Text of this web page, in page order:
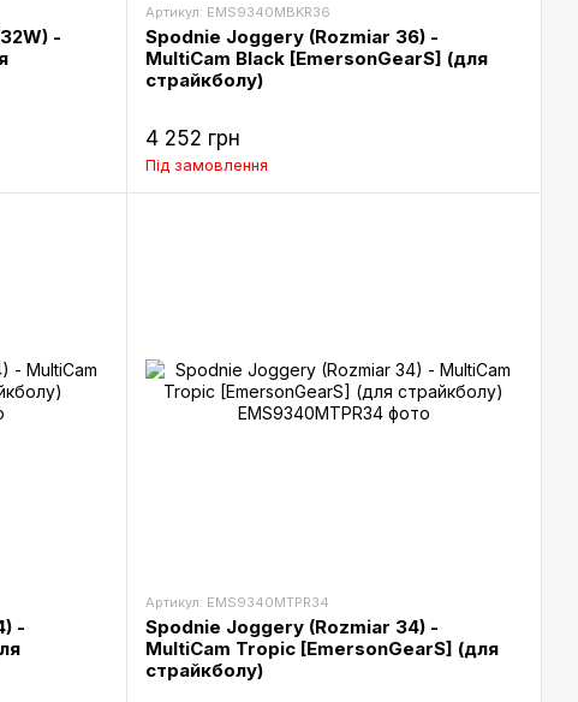
-
Артикул: EMS9340MBKR36
Spodnie Joggery (Rozmiar 36) -
MultiCam Black [EmersonGearS] (для
страйкболу)
4 252 грн
Під замовлення
-
Артикул: EMS9340MTPR34
Spodnie Joggery (Rozmiar 34) -
MultiCam Tropic [EmersonGearS] (для
страйкболу)